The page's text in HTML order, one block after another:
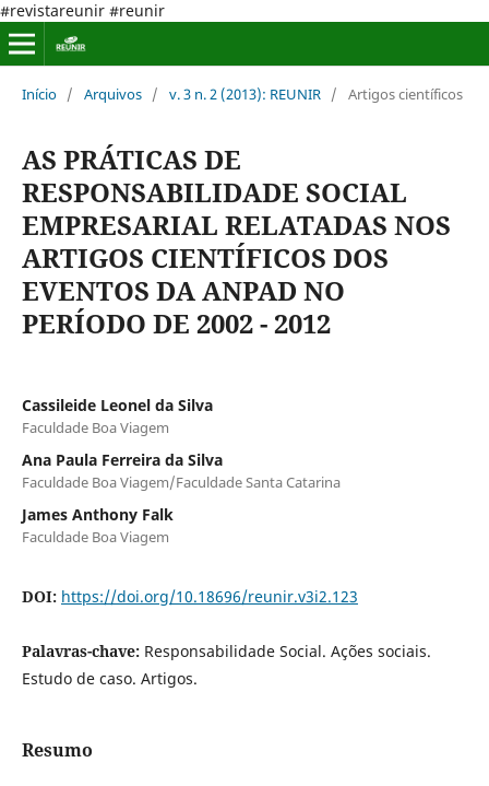
#revistareunir #reunir
Início / Arquivos / v. 3 n. 2 (2013): REUNIR / Artigos científicos
AS PRÁTICAS DE
RESPONSABILIDADE SOCIAL
EMPRESARIAL RELATADAS NOS
ARTIGOS CIENTÍFICOS DOS
EVENTOS DA ANPAD NO
PERÍODO DE 2002 - 2012
Cassileide Leonel da Silva
Faculdade Boa Viagem
Ana Paula Ferreira da Silva
Faculdade Boa Viagem/Faculdade Santa Catarina
James Anthony Falk
Faculdade Boa Viagem
DOI: https://doi.org/10.18696/reunir.v3i2.123
Palavras-chave: Responsabilidade Social. Ações sociais.
Estudo de caso. Artigos.
Resumo